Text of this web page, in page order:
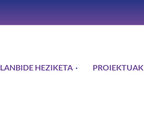
LANBIDE HEZIKETA PROIEKTUAK